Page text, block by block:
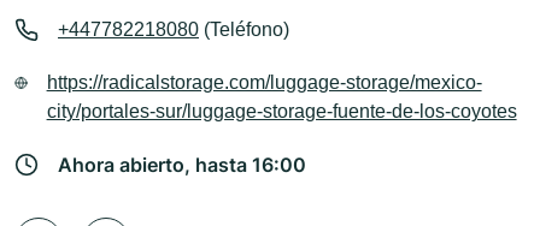
+447782218080 (Teléfono)
https://radicalstorage.com/luggage-storage/mexico-
city/portales-sur/luggage-storage-fuente-de-los-coyotes
Ahora abierto, hasta 16:00